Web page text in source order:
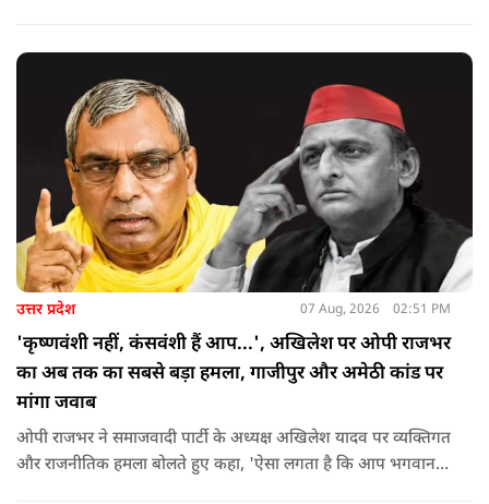
उत्तर प्रदेश 07 Aug, 2026 02:51 PM
'कृष्णवंशी नहीं, कंसवंशी हैं आप...', अखिलेश पर ओपी राजभर
का अब तक का सबसे बड़ा हमला, गाजीपुर और अमेठी कांड पर
मांगा जवाब
ओपी राजभर ने समाजवादी पार्टी के अध्यक्ष अखिलेश यादव पर व्यक्तिगत
और राजनीतिक हमला बोलते हुए कहा, 'ऐसा लगता है कि आप भगवान